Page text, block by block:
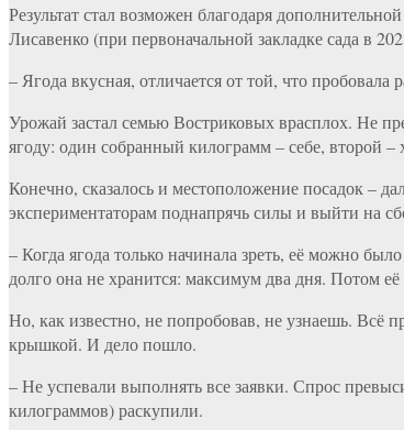
Результат стал возможен благодаря
Лисавенко (при первоначальной закладке сада в
– Ягода вкусная, отличается от той, что
Урожай застал семью Востриковых врасплох. Не
ягоду: один собранный килограмм – себе, второй
Конечно, сказалось и местоположение посадок –
экспериментаторам поднапрячь силы и выйти на
– Когда ягода только начинала зреть, её можно
долго она не хранится: максимум два дня. Потом
Но, как известно, не попробовав, не узнаешь. Всё
крышкой. И дело пошло.
– Не успевали выполнять все заявки. Спрос
килограммов) раскупили.